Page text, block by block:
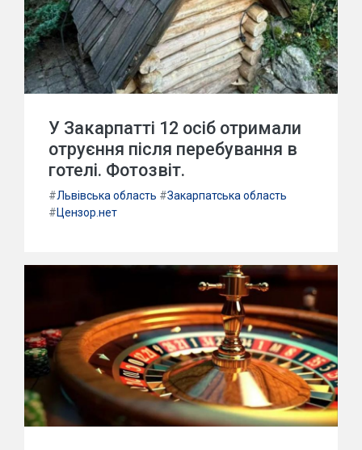
У Закарпатті 12 осіб отримали
отруєння після перебування в
готелі. Фотозвіт.
#Львівська область #Закарпатська область
#Цензор.нет